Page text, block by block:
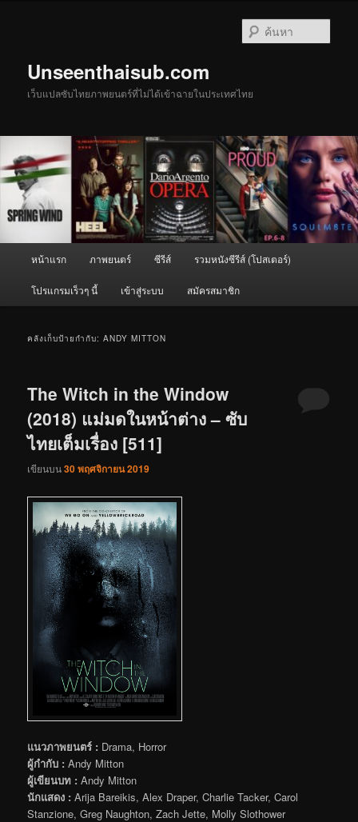
Unseenthaisub.com
เว็บแปลซับไทยภาพยนตร์ที่ไม่ได้เข้าฉายในประเทศไทย
หน้าแรก ภาพยนตร์ ซีรีส์ รวมหนังซีรีส์ (โปสเตอร์)
โปรแกรมเร็วๆ นี้ เข้าสู่ระบบ สมัครสมาชิก
คลังเก็บป้ายกำกับ:ANDY MITTON
The Witch in the Window
(2018) แม่มดในหน้าต่าง – ซับ
ไทยเต็มเรื่อง [511]
เขียนบน30 พฤศจิกายน 2019
แนวภาพยนตร์ : Drama, Horror
ผู้กำกับ : Andy Mitton
ผู้เขียนบท : Andy Mitton
นักแสดง : Arija Bareikis, Alex Draper, Charlie Tacker, Carol
Stanzione, Greg Naughton, Zach Jette, Molly Slothower